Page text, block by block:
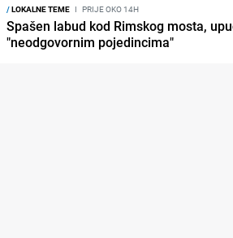
/LOKALNE TEME I PRIJE OKO 14H
Spašen labud kod Rimskog mosta,
"neodgovornim pojedincima"